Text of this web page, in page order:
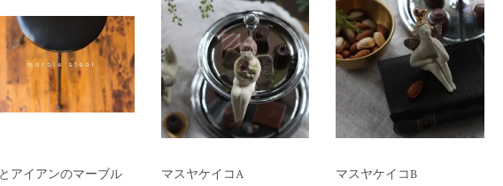
アイアンのマーブル
マスヤケイコA マスヤケイコB